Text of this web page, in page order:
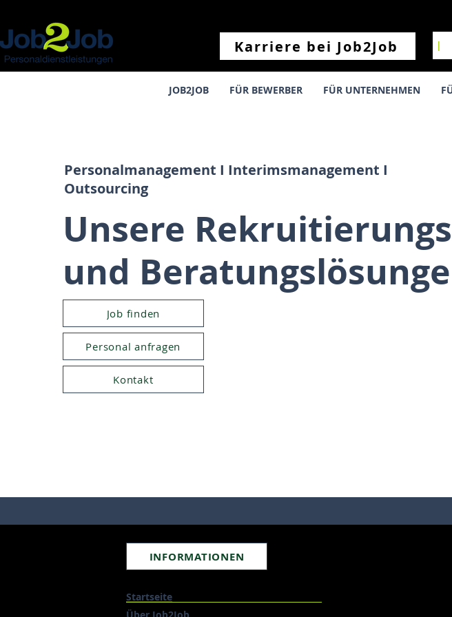
Karriere bei Job2Job I
Personalmanagement I Interimsmanagement I
Outsourcing
Unsere Rekruitierungs
und
Job finden
Personal anfragen
Kontakt
JOB2JOB FÜR BEWERBER FÜR UNTERNEHMEN
INFORMATIONEN
Startseite